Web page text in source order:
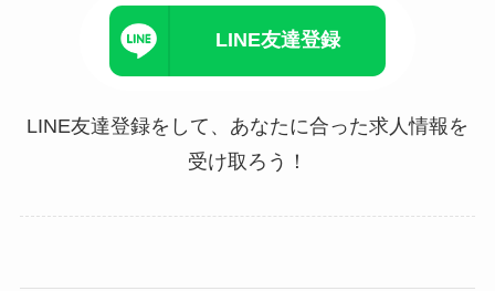
LINE友達登録
LINE友達登録をして、あなたに合った求人情報を
受け取ろう！